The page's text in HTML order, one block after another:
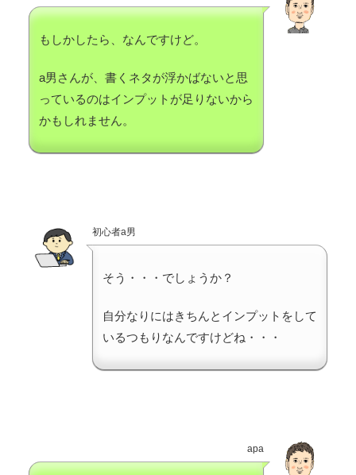
もしかしたら、なんですけど。
a男さんが、書くネタが浮かばないと思
っているのはインプットが足りないから
かもしれません。
初心者a男
そう・・・でしょうか？
自分なりにはきちんとインプットをして
いるつもりなんですけどね・・・
apa